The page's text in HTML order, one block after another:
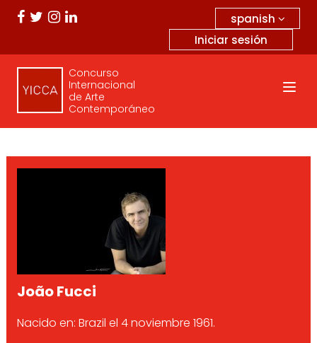
spanish
Iniciar sesión
Concurso
Internacional
de Arte
Contemporáneo
João Fucci
Nacido en: Brazil el 4 noviembre 1961.